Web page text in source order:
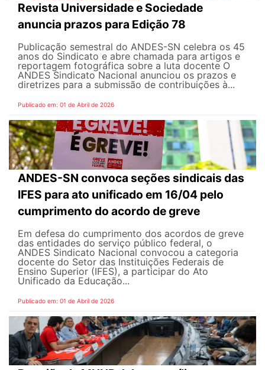
Revista Universidade e Sociedade
anuncia prazos para Edição 78
Publicação semestral do ANDES-SN celebra os 45
anos do Sindicato e abre chamada para artigos e
reportagem fotográfica sobre a luta docente O
ANDES Sindicato Nacional anunciou os prazos e
diretrizes para a submissão de contribuições à...
Publicado em: 01 de Abril de 2026
ANDES-SN convoca seções sindicais das
IFES para ato unificado em 16/04 pelo
cumprimento do acordo de greve
Em defesa do cumprimento dos acordos de greve
das entidades do serviço público federal, o
ANDES Sindicato Nacional convocou a categoria
docente do Setor das Instituições Federais de
Ensino Superior (IFES), a participar do Ato
Unificado da Educação...
Publicado em: 01 de Abril de 2026